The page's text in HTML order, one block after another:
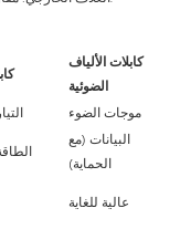
كابلات الألياف
الضوئية
موجات الضوء
البيانات (مع
الحماية)
عالية للغاية